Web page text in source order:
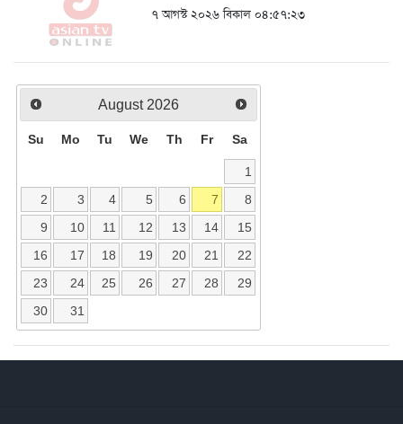
৭ আগস্ট ২০২৬ বিকাল ০৪:৫৭:২৩
August 2026
Su Mo Tu We Th Fr Sa
1
2
3 4 5 6 7
8
9
10 11 12 13 14
15
16
17 18 19 20 21
22
23
24 25 26 27 28
29
30
31